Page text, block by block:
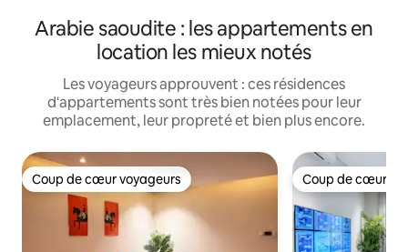
Arabie saoudite : les appartements en
location les mieux notés
Les voyageurs approuvent : ces résidences
d'appartements sont très bien notées pour leur
emplacement, leur propreté et bien plus encore.
Coup de cœur voyageurs
Coup de cœur voyageurs Coup de cœur
Coup de cœur